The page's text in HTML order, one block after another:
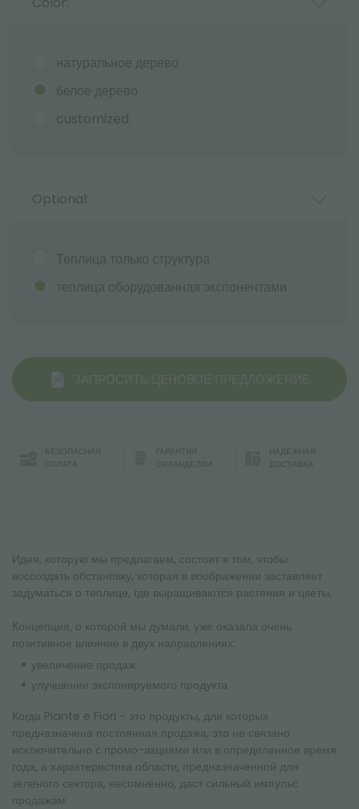
натуральное дерево
белое дерево
customized
Optional:
Теплица только структура
теплица оборудованная экспонентами
ЗАПРОСИТЬ ЦЕНОВОЕ ПРЕДЛОЖЕНИЕ
БЕЗОПАСНАЯ
ОПЛАТА
ГАРАНТИЯ
ОРЛАНДЕЛЛИ
НАДЁЖНАЯ
ДОСТАВКА
Идея, которую мы предлагаем, состоит в том, чтобы
воссоздать обстановку, которая в воображении заставляет
задуматься о теплице, где выращиваются растения и цветы.
Концепция, о которой мы думали, уже оказала очень
позитивное влияние в двух направлениях:
увеличение продаж
улучшение экспонируемого продукта
Когда Piante e Fiori - это продукты, для которых
предназначена постоянная продажа, это не связано
исключительно с промо-акциями или в определенное время
года, а характеристика области, предназначенной для
зеленого сектора, несомненно, даст сильный импульс
продажам.